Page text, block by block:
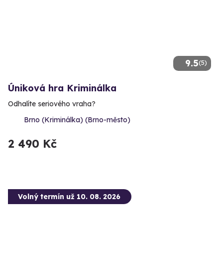
9.5(5)
Úniková hra Kriminálka
Odhalíte seriového vraha?
Brno (Kriminálka) (Brno-město)
2 490 Kč
Volný termín už 10. 08. 2026